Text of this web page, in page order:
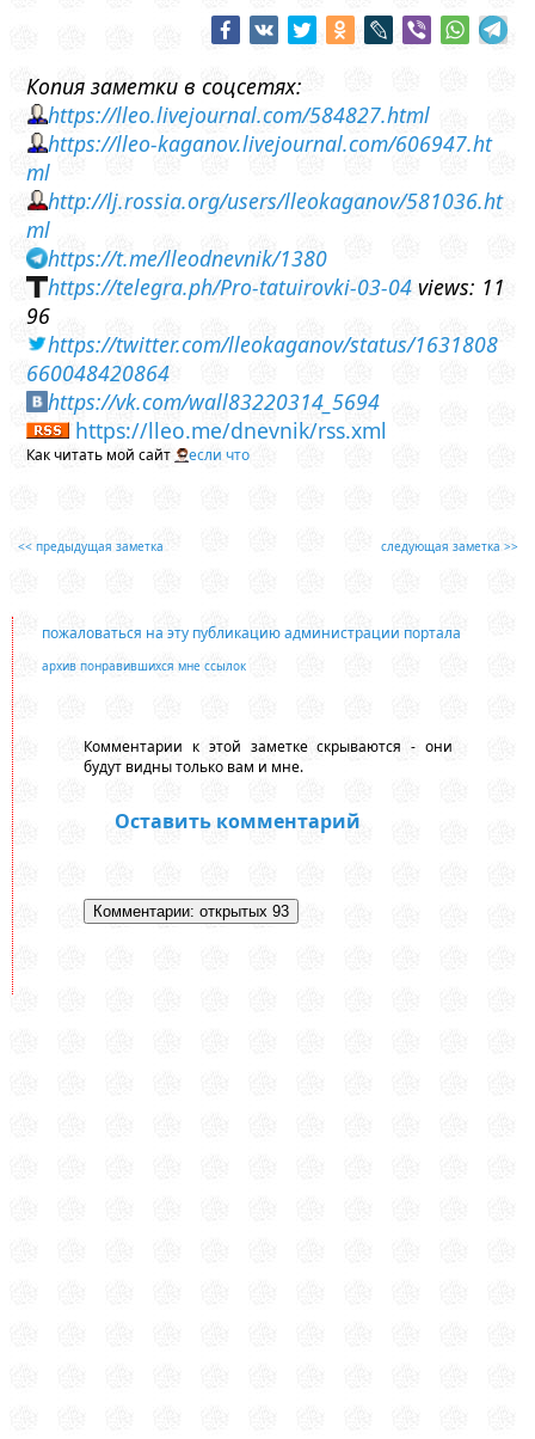
Копия заметки в соцсетях:
https://lleo.livejournal.com/584827.html
https://lleo-kaganov.livejournal.com/606947.ht
ml
http://lj.rossia.org/users/lleokaganov/581036.ht
ml
https://t.me/lleodnevnik/1380
https://telegra.ph/Pro-tatuirovki-03-04 views: 11
96
https://twitter.com/lleokaganov/status/1631808
660048420864
https://vk.com/wall83220314_5694
https://lleo.me/dnevnik/rss.xml
Как читать мой сайт если что
<< предыдущая заметка следующая заметка >>
пожаловаться на эту публикацию администрации портала
архив понравившихся мне ссылок
Комментарии к этой заметке скрываются - они
будут видны только вам и мне.
Оставить комментарий